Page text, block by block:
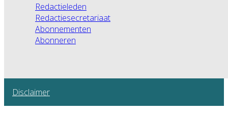
Redactieleden
Redactiesecretariaat
Abonnementen
Abonneren
Disclaimer